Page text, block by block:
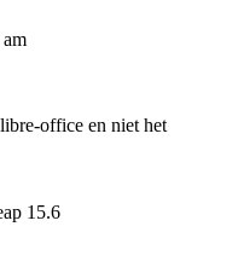
office en niet het
15.6